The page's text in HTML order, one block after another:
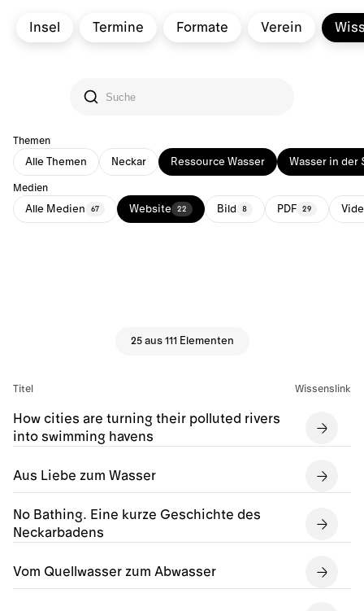
Insel Termine Formate Verein
Themen
Alle Themen Neckar Ressource Wasser Wasser in der
Medien
Alle Medien 67 Website 22 Bild 8 PDF 29
25 aus 111 Elementen
Titel Wissenslink
How cities are turning their polluted rivers
into swimming havens
Aus Liebe zum Wasser
No Bathing. Eine kurze Geschichte des
Neckarbadens
Vom Quellwasser zum Abwasser